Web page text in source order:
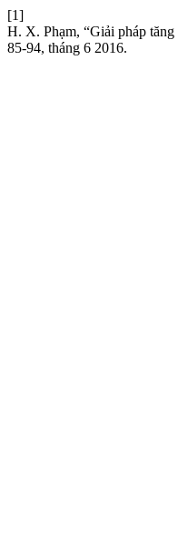
[1]
H. X. Phạm, “Giải pháp
85-94, tháng 6 2016.